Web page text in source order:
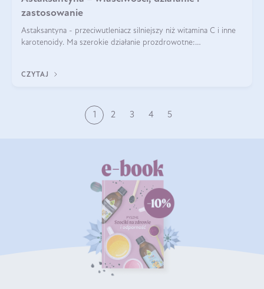
zastosowanie
Astaksantyna - przeciwutleniacz silniejszy niż witamina C i inne
karotenoidy. Ma szerokie działanie prozdrowotne:
CZYTAJ
1 2 3 4 5